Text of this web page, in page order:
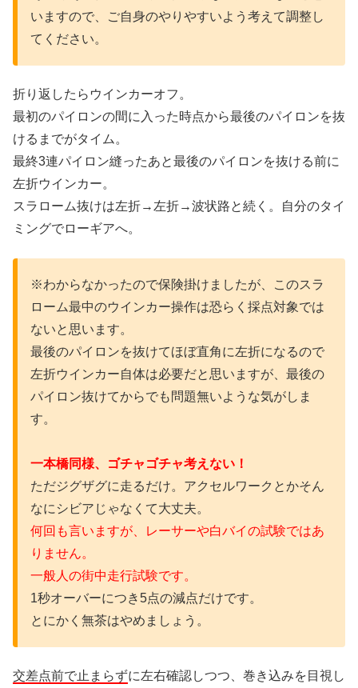
いますので、ご自身のやりやすいよう考えて調整し
てください。
折り返したらウインカーオフ。
最初のパイロンの間に入った時点から最後のパイロンを抜
けるまでがタイム。
最終3連パイロン縫ったあと最後のパイロンを抜ける前に
左折ウインカー。
スラローム抜けは左折→左折→波状路と続く。自分のタイ
ミングでローギアへ。
※わからなかったので保険掛けましたが、このスラ
ローム最中のウインカー操作は恐らく採点対象では
ないと思います。
最後のパイロンを抜けてほぼ直角に左折になるので
左折ウインカー自体は必要だと思いますが、最後の
パイロン抜けてからでも問題無いような気がしま
す。
一本橋同様、ゴチャゴチャ考えない！
ただジグザグに走るだけ。アクセルワークとかそん
なにシビアじゃなくて大丈夫。
何回も言いますが、レーサーや白バイの試験ではあ
りません。
一般人の街中走行試験です。
1秒オーバーにつき5点の減点だけです。
とにかく無茶はやめましょう。
交差点前で止まらずに左右確認しつつ、巻き込みを目視し